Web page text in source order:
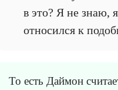
в это? Я не знаю,
относился к
То есть Даймон